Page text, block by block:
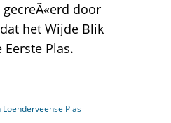
door
het Wijde Blik
Plas.
Plas